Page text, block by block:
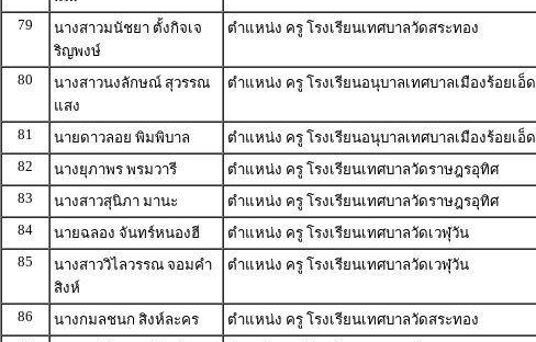
79
นางสาวมนัชยา ตั้งกิจเจ
ริญพงษ์
ตำแหน่ง ครู โรงเรียนเทศบาลวัดสระทอง
80
นางสาวนงลักษณ์ สุวรรณ
แสง
ตำแหน่ง ครู โรงเรียนอนุบาลเทศบาลเมืองร้อยเอ็ด
81 นายดาวลอย พิมพิบาล ตำแหน่ง ครู โรงเรียนอนุบาลเทศบาลเมืองร้อยเอ็ด
82
นางยุภาพร พรมวารี ตำแหน่ง ครู โรงเรียนเทศบาลวัดราษฎรอุทิศ
83
นางสาวสุนิภา มานะ ตำแหน่ง ครู โรงเรียนเทศบาลวัดราษฎรอุทิศ
84
นายฉลอง จันทร์หนองฮี ตำแหน่ง ครู โรงเรียนเทศบาลวัดเวฬุวัน
85
นางสาววิไลวรรณ จอมคำ
สิงห์
ตำแหน่ง ครู โรงเรียนเทศบาลวัดเวฬุวัน
86 นางกมลชนก สิงห์ละคร ตำแหน่ง ครู โรงเรียนเทศบาลวัดสระทอง